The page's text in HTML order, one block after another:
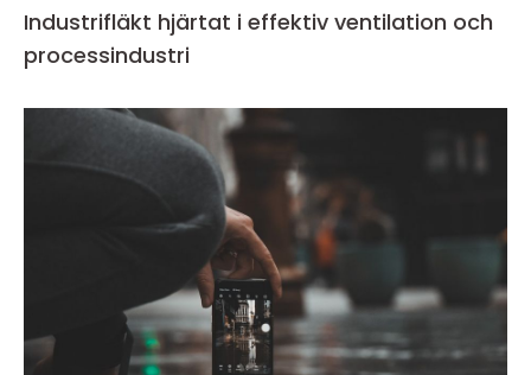
Industrifläkt hjärtat i effektiv ventilation och
processindustri